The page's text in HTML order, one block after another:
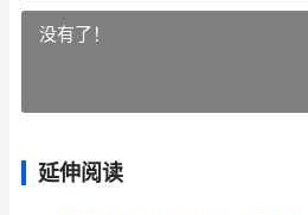
没有了！
延伸阅读